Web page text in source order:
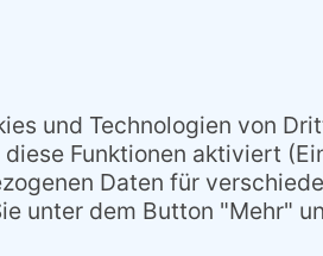
06408
kontakt@cpe-
Kontakt|